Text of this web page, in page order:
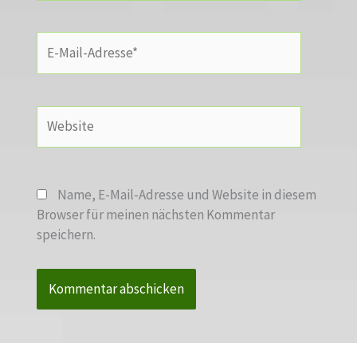
Mail-
Name, E-Mail-Adresse und Website in diesem
Browser für meinen nächsten Kommentar
speichern.